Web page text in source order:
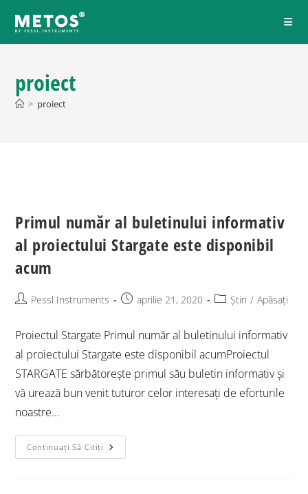
proiect
> proiect
Primul număr al buletinului informativ
al proiectului Stargate este disponibil
acum
Pessl Instruments aprilie 21, 2020 Știri / Apăsați
Proiectul Stargate Primul număr al buletinului informativ
al proiectului Stargate este disponibil acumProiectul
STARGATE sărbătorește primul său buletin informativ și
vă urează bun venit tuturor celor interesați de eforturile
noastre...
Continuați Să Citiți